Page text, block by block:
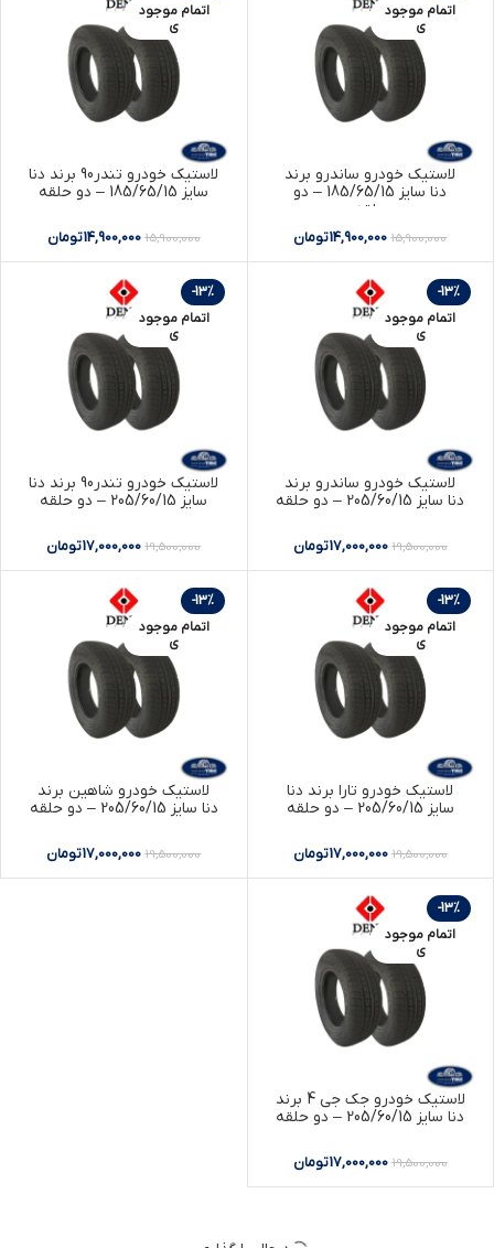
اتمام موجود
ی
لاستیک خودرو ساندرو برند
دنا سایز 185/65/15 – دو
حلقه
15,900,000
14,900,000تومان
اتمام موجود
ی
لاستیک خودرو تندر90 برند دنا
سایز 185/65/15 – دو حلقه
15,900,000
14,900,000تومان
-13%
اتمام موجود
ی
لاستیک خودرو ساندرو برند
دنا سایز 205/60/15 – دو حلقه
19,500,000
17,000,000تومان
-13%
اتمام موجود
ی
لاستیک خودرو تندر90 برند دنا
سایز 205/60/15 – دو حلقه
19,500,000
17,000,000تومان
-13%
اتمام موجود
ی
لاستیک خودرو تارا برند دنا
سایز 205/60/15 – دو حلقه
19,500,000
17,000,000تومان
-13%
اتمام موجود
ی
لاستیک خودرو شاهین برند
دنا سایز 205/60/15 – دو حلقه
19,500,000
17,000,000تومان
-13%
اتمام موجود
ی
لاستیک خودرو جک جی 4 برند
دنا سایز 205/60/15 – دو حلقه
19,500,000
17,000,000تومان